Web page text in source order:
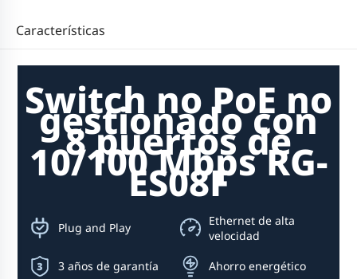
Características
Switch no PoE no
gestionado con
8 puertos de
10/100 Mbps RG-
ES08F
Plug and Play
Ethernet de alta
velocidad
3 años de garantía Ahorro energético